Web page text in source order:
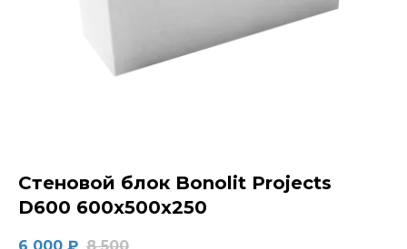
Стеновой блок Bonolit Projects
D600 600x500x250